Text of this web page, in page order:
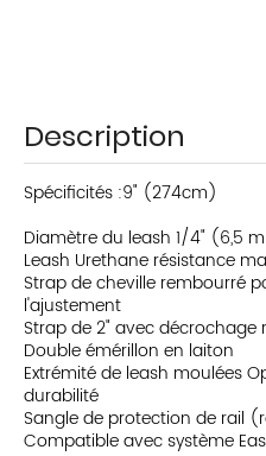
Description
Spécificités :9" (274cm)
Diamètre du leash 1/4" (6,5
Leash Urethane résistance
Strap de cheville rembourré
l'ajustement
Strap de 2" avec décrochage
Double émérillon en laiton
Extrémité de leash moulées
durabilité
Sangle de protection de rail
Compatible avec système